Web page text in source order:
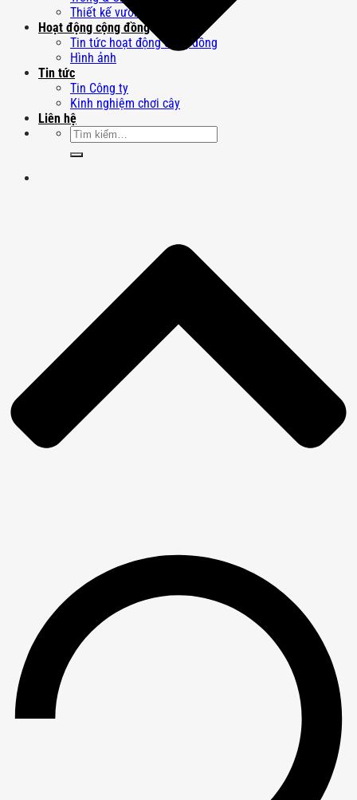
Thiết kế vườn Nhật
Hoạt động cộng đồng
Tin tức hoạt động cộng đồng
Hình ảnh
Tin tức
Tin Công ty
Kinh nghiệm chơi cây
Liên hệ
Tìm
kiếm: